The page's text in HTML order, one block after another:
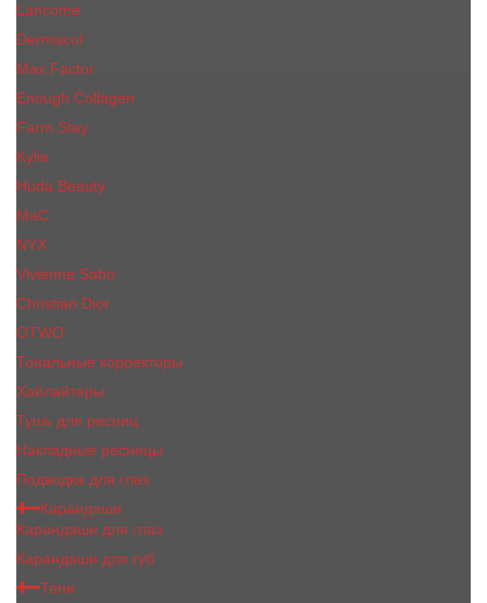
Lancome
Dermacol
Max Factor
Enough Collagen
Farm Stay
Kylie
Huda Beauty
МаС
NYX
Vivienne Sabo
Сhristiаn Diоr
OTWO
Тональные корректоры
Хайлайтеры
Тушь для ресниц
Накладные ресницы
Подводка для глаз
Карандаши
Карандаши для глаз
Карандаши для губ
Тени